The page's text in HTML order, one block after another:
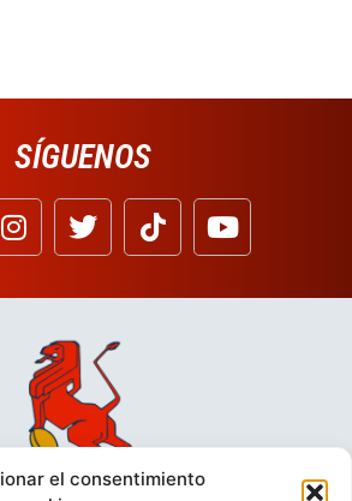
el consentimiento
SÍGUENOS